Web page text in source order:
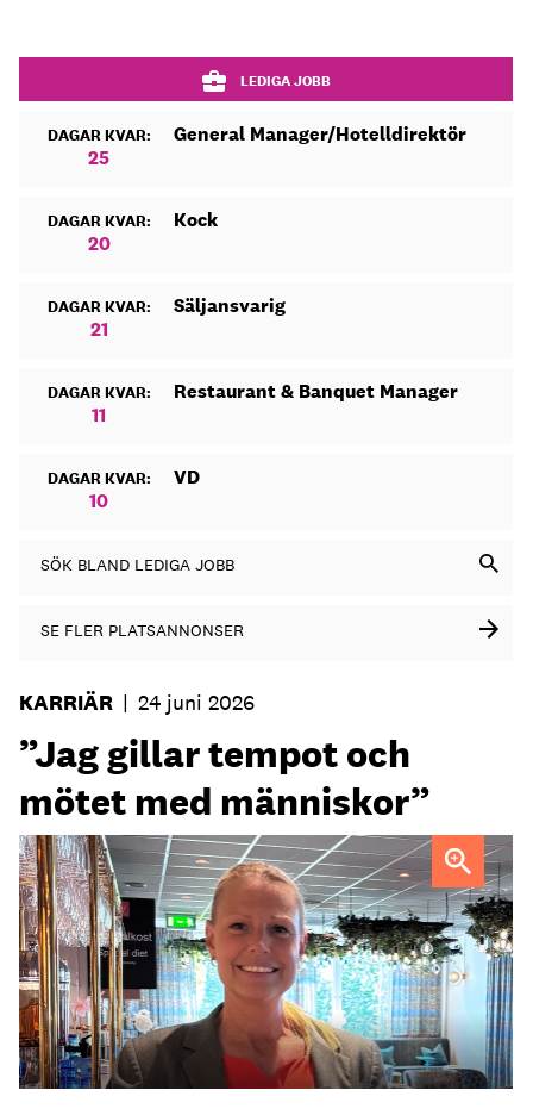
LEDIGA JOBB
DAGAR KVAR:
25
General Manager/Hotelldirektör
DAGAR KVAR:
20
Kock
DAGAR KVAR:
21
Säljansvarig
DAGAR KVAR:
11
Restaurant & Banquet Manager
DAGAR KVAR:
10
VD
SÖK BLAND LEDIGA JOBB
SE FLER PLATSANNONSER
KARRIÄR | 24 juni 2026
”Jag gillar tempot och
mötet med människor”
Maria Norberg, ny general manager på Skogshem & Wijk